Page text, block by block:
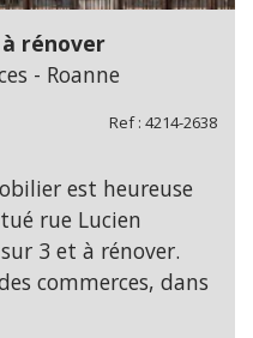
à rénover
- Roanne
Ref : 4214-2638
est heureuse
rue Lucien
3 et à rénover.
commerces, dans